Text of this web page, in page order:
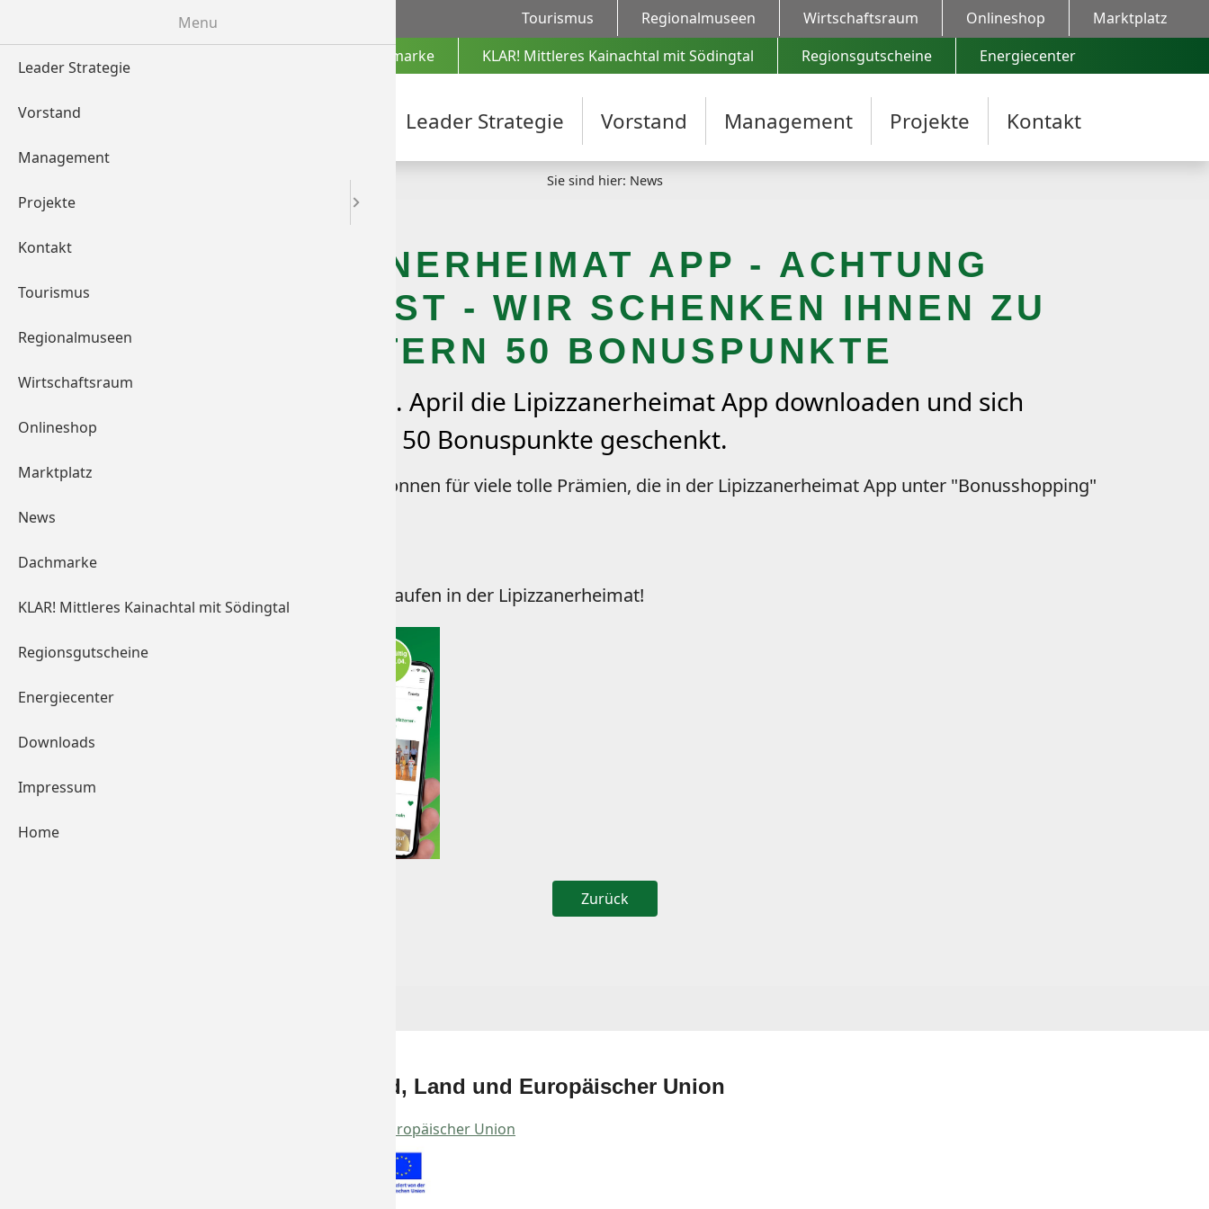
Tourismus Regionalmuseen Wirtschaftsraum Onlineshop
Marktplatz
Dachmarke KLAR! Mittleres Kainachtal mit Södingtal Regionsgutscheine Energiecenter
Leader Strategie Vorstand Management Projekte Kontakt
Sie sind hier: News
LIPIZZANERHEIMAT APP - ACHTUNG
AUFGEPASST - WIR SCHENKEN IHNEN ZU
OSTERN 50 BONUSPUNKTE
Alle Personen, die bis 19. April die Lipizzanerheimat App downloaden und sich
registrieren, bekommen 50 Bonuspunkte geschenkt.
Die gesammelten Bonuspunkte können für viele tolle Prämien, die in der Lipizzanerheimat App unter "Bonusshopping"
Wir wünschen viel Spaß beim Einkaufen in der Lipizzanerheimat!
Zurück
Mit Unterstützung von Bund, Land und Europäischer Union
Europäischer Union
Menu
Leader Strategie
Vorstand
Management
Projekte
Kontakt
Tourismus
Regionalmuseen
Wirtschaftsraum
Onlineshop
Marktplatz
News
Dachmarke
KLAR! Mittleres Kainachtal mit Södingtal
Regionsgutscheine
Energiecenter
Downloads
Impressum
Home
Projekte
Projekte ab 2023
Projekte bis 2022
Projekteinreichung
Videos